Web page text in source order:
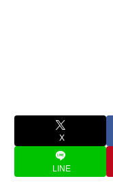
X
LINE